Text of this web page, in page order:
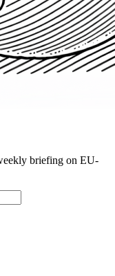
briefing on EU-